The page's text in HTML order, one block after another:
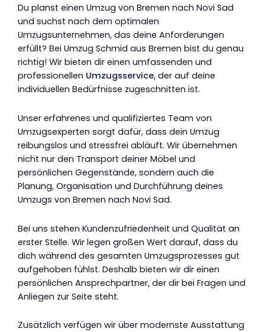
Du planst einen Umzug von Bremen nach Novi Sad
und suchst nach dem optimalen
Umzugsunternehmen, das deine Anforderungen
erfüllt? Bei Umzug Schmid aus Bremen bist du genau
richtig! Wir bieten dir einen umfassenden und
professionellen Umzugsservice, der auf deine
individuellen Bedürfnisse zugeschnitten ist.
Unser erfahrenes und qualifiziertes Team von
Umzugsexperten sorgt dafür, dass dein Umzug
reibungslos und stressfrei abläuft. Wir übernehmen
nicht nur den Transport deiner Möbel und
persönlichen Gegenstände, sondern auch die
Planung, Organisation und Durchführung deines
Umzugs von Bremen nach Novi Sad.
Bei uns stehen Kundenzufriedenheit und Qualität an
erster Stelle. Wir legen großen Wert darauf, dass du
dich während des gesamten Umzugsprozesses gut
aufgehoben fühlst. Deshalb bieten wir dir einen
persönlichen Ansprechpartner, der dir bei Fragen und
Anliegen zur Seite steht.
Zusätzlich verfügen wir über modernste Ausstattung